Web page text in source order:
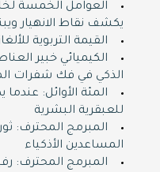
العوامل الخمسة
يكشف نقاط الانهيار
القيمة التربوية
الكيميائي خبير
الذكي في فك شفرات
المئة الأوائل:
للعبقرية البشرية
المبرمج المحترف:
المساعدين الأذكياء
المبرمج المحترف: